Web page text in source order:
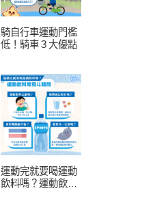
騎自行車運動門檻
低！騎車３大優點
運動完就要喝運動
飲料嗎？運動飲料